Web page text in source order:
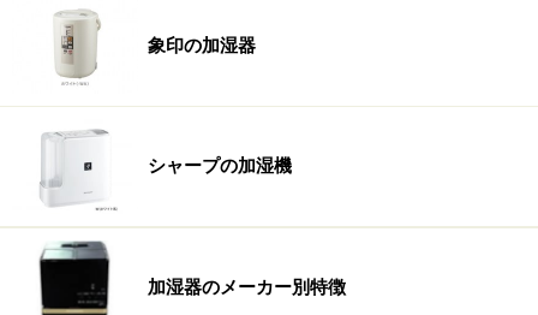
象印の加湿器
シャープの加湿機
加湿器のメーカー別特徴